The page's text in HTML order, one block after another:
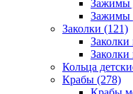
Зажимы
Зажимы
Заколки (121)
Заколки
Заколки
Кольца
Крабы (278)